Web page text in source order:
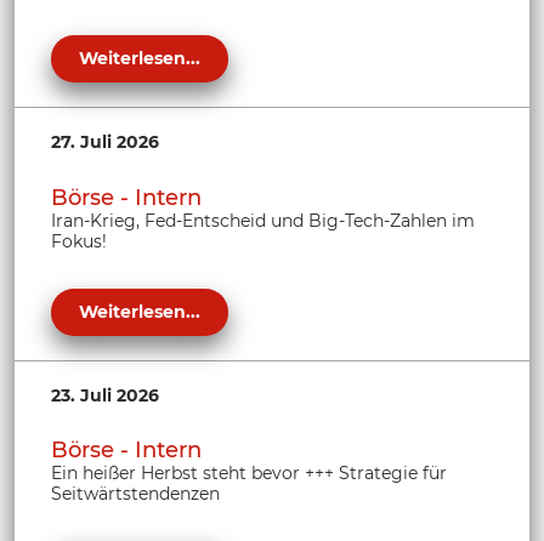
Weiterlesen...
27. Juli 2026
Börse - Intern
Iran-Krieg, Fed-Entscheid und Big-Tech-Zahlen im
Fokus!
Weiterlesen...
23. Juli 2026
Börse - Intern
Ein heißer Herbst steht bevor +++ Strategie für
Seitwärtstendenzen